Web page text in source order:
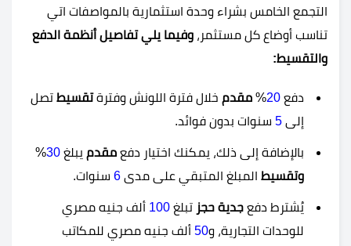
التجمع الخامس بشراء وحدة استثمارية بالمواصفات اتي
تناسب أوضاع كل مستثمر، وفيما يلي تفاصيل أنظمة الدفع
والتقسيط:
دفع 20
% مقدم خلال فترة اللونش وفترةتقسيط تصل
إلى 5 سنوات بدون فوائد.
بالإضافة إلى ذلك، يمكنك اختيار دفع مقدم يبلغ 30
%
وتقسيط المبلغ المتبقي على مدى 6 سنوات.
يُشترط دفع جدية حجز تبلغ 100 ألف جنيه مصري
للوحدات التجارية، و50 ألف جنيه مصري للمكاتب